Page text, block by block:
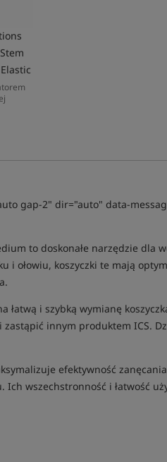
gap-2" dir="auto" data-
to doskonałe narzędzie dla
i ołowiu, koszyczki te mają
i szybką wymianę
innym produktem ICS.
efektywność
wszechstronność i łatwość